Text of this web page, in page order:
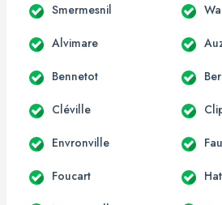
Smermesnil
Alvimare
Bennetot
Cléville
Envronville
Foucart